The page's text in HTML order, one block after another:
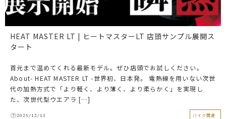
HEAT MASTER LT | ヒートマスターLT 店頭サンプル展開ス
タート
首元まで温めてくれる最新モデル。ぜひ店頭でお試しください。
About- HEAT MASTER LT -世界初、日本発。 電熱線を用いない次世
代の加熱方式で「より軽く、より薄く、より柔らかく」を実現し
た、次世代型ウエアラ […]
2025/12/11 バイク関連